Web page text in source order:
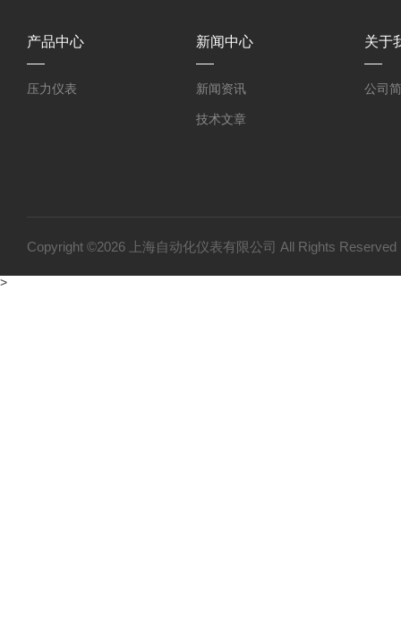
产品中心
压力仪表
新闻中心
新闻资讯
技术文章
关于
公司
Copyright ©2026 上海自动化仪表有限公司 All Rights
>